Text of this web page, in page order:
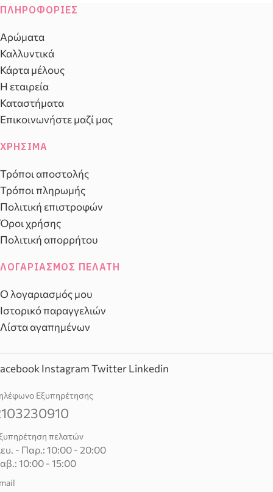
ΠΛΗΡΟΦΟΡΊΕΣ
Αρώματα
Καλλυντικά
Κάρτα μέλους
Η εταιρεία
Καταστήματα
Επικοινωνήστε μαζί μας
ΧΡΉΣΙΜΑ
Τρόποι αποστολής
Τρόποι πληρωμής
Πολιτική επιστροφών
Όροι χρήσης
Πολιτική απορρήτου
ΛΟΓΑΡΙΑΣΜΌΣ ΠΕΛΆΤΗ
Ο λογαριασμός μου
Ιστορικό παραγγελιών
Λίστα αγαπημένων
InstagramTwitterLinkedin
Εξυπηρέτησης
πελατών
- Παρ.: 10:00 - 20:00
10:00 - 15:00